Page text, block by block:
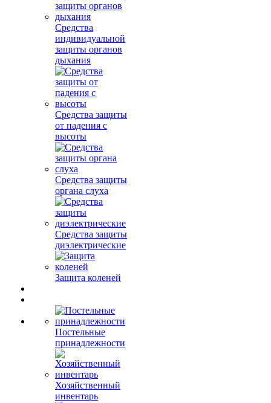
Средства
индивидуальной
защиты органов
дыхания
Средства защиты
от падения с
высоты
Средства защиты
органа слуха
Средства защиты
диэлектрические
Защита коленей
Постельные
принадлежности
Хозяйственный
инвентарь